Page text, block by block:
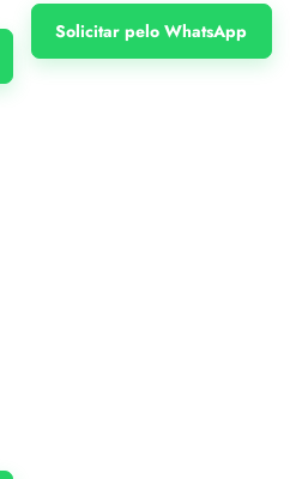
Solicitar pelo WhatsApp